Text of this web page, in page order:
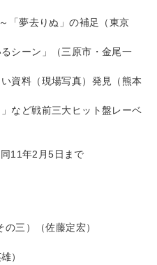
「夢去りぬ」の補足（東京
シーン」（三原市・金尾一
資料（現場写真）発見（熊本
など戦前三大ヒット盤レーベ
11年2月5日まで
三）（佐藤定宏）
）